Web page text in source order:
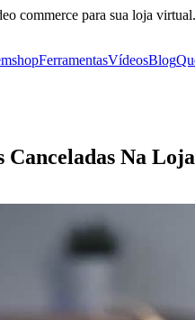
commerce para sua loja virtual.
FerramentasVídeosBlog
Canceladas Na